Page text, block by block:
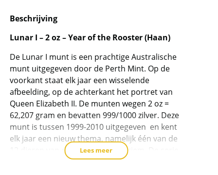
de
wachtlijst
voor
dit
product
toe
te
voegen
Beschrijving
Lunar I – 2 oz – Year of the Rooster (Haan)
De Lunar I munt is een prachtige Australische
munt uitgegeven door de Perth Mint. Op de
voorkant staat elk jaar een wisselende
afbeelding, op de achterkant het portret van
Queen Elizabeth II. De munten wegen 2 oz =
62,207 gram en bevatten 999/1000 zilver. Deze
munt is tussen 1999-2010 uitgegeven en kent
elk jaar een nieuw thema, namelijk één van de
12 dieren van de Chinese dierenriem. De serie
Lees meer